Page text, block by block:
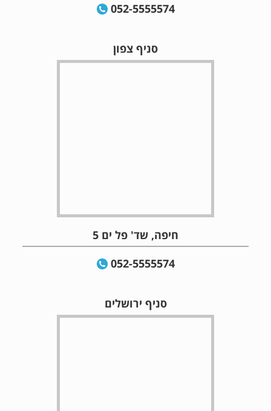
052-5555574
סניף צפון
חיפה, שד' פל ים 5
052-5555574
סניף ירושלים